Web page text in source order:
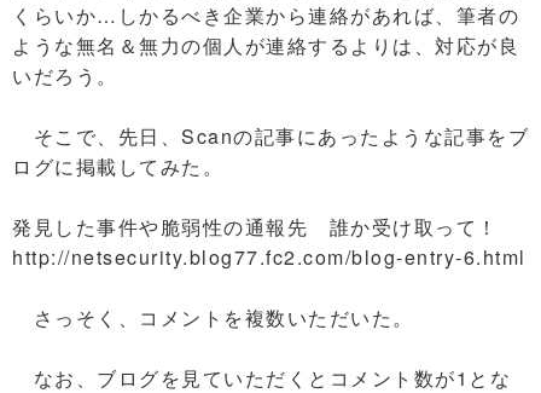
くらいか…しかるべき企業から連絡があれば、筆者の
ような無名＆無力の個人が連絡するよりは、対応が良
いだろう。
そこで、先日、Scanの記事にあったような記事をブ
ログに掲載してみた。
発見した事件や脆弱性の通報先 誰か受け取って！
http://netsecurity.blog77.fc2.com/blog-entry-6.html
さっそく、コメントを複数いただいた。
なお、ブログを見ていただくとコメント数が1とな